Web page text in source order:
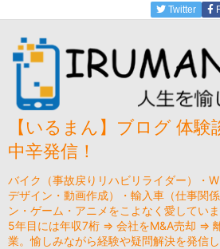
【いるまん】ブログ 体
中辛発信！
バイク（事故戻りリハビリライダー）・
デザイン・動画作成）・輸入車（仕事関
ン・ゲーム・アニメをこよなく愛してい
5年目には年収7桁 ⇒ 会社をM&A売却 ⇒
業。愉しみながら経験や疑問解決を発信し
Twitter